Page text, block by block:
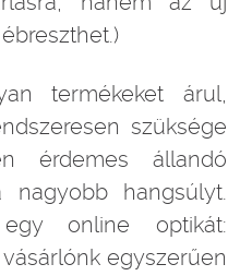
termékeket árul,
szüksége
érdemes állandó
nagyobb hangsúlyt.
online optikát:
egyszerűen